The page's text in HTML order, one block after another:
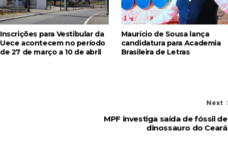
Inscrições para Vestibular da
Uece acontecem no período
de 27 de março a 10 de abril
Maurício de Sousa lança
candidatura para Academia
Brasileira de Letras
Next
MPF investiga saída de fóssil de
dinossauro do Ceará